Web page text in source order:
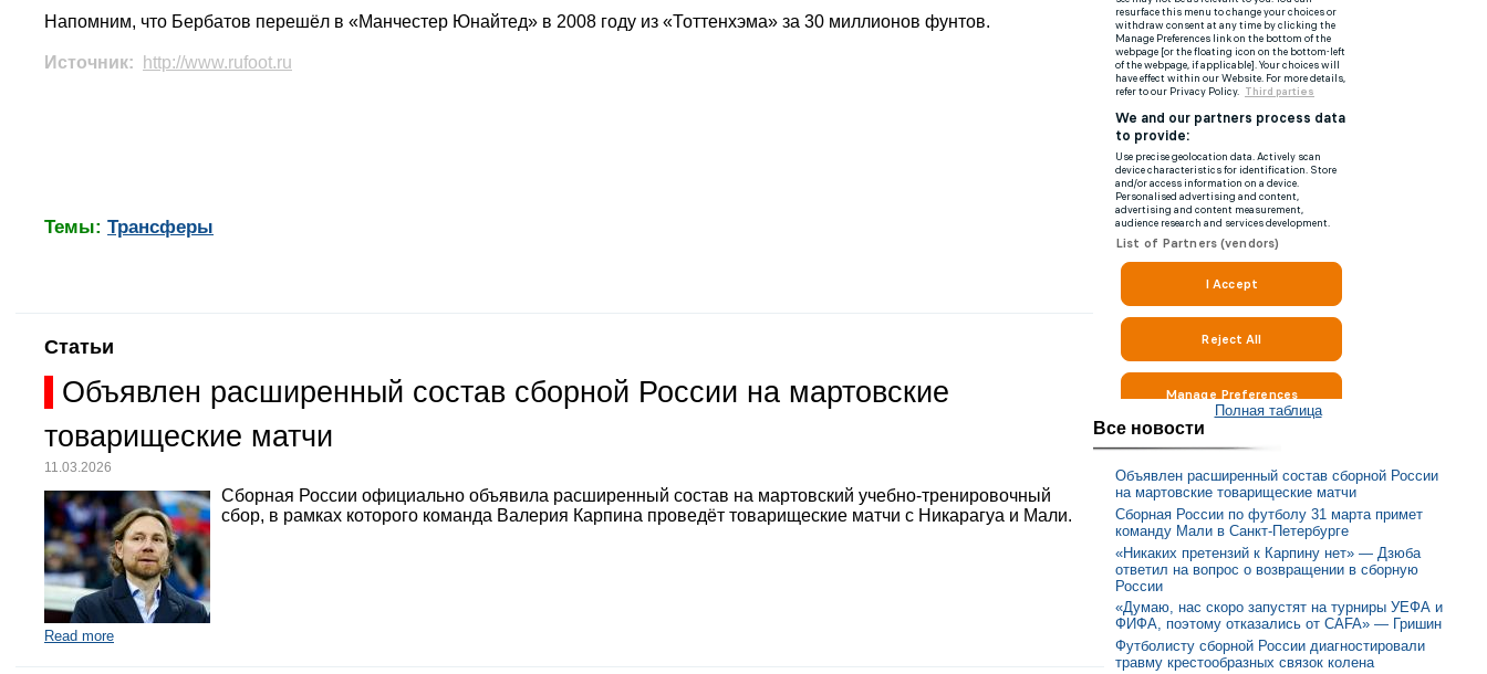
Напомним, что Бербатов перешёл в «Манчестер Юнайтед» в 2008 году из «Тоттенхэма» за 30 миллионов фунтов.
Источник: http://www.rufoot.ru
Темы: Трансферы
Статьи
Объявлен расширенный состав сборной России на мартовские
товарищеские матчи
11.03.2026
Сборная России официально объявила расширенный состав на мартовский учебно-тренировочный
сбор, в рамках которого команда Валерия Карпина проведёт товарищеские матчи с Никарагуа и Мали.
Read more
Полная таблица
Все новости
Объявлен расширенный состав сборной России
на мартовские товарищеские матчи
Сборная России по футболу 31 марта примет
команду Мали в Санкт-Петербурге
«Никаких претензий к Карпину нет» — Дзюба
ответил на вопрос о возвращении в сборную
России
«Думаю, нас скоро запустят на турниры УЕФА и
ФИФА, поэтому отказались от CAFA» — Гришин
Футболисту сборной России диагностировали
травму крестообразных связок колена